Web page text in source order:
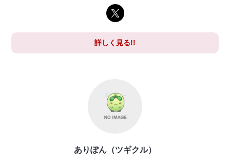
詳しく見る!!
ありぽん（ツギクル）